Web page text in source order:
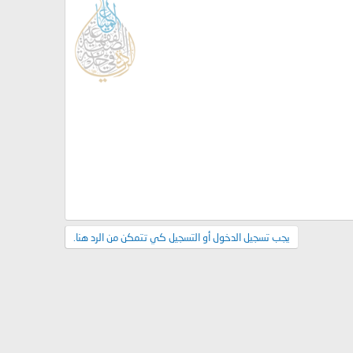
يجب تسجيل الدخول أو التسجيل كي تتمكن من الرد هنا.